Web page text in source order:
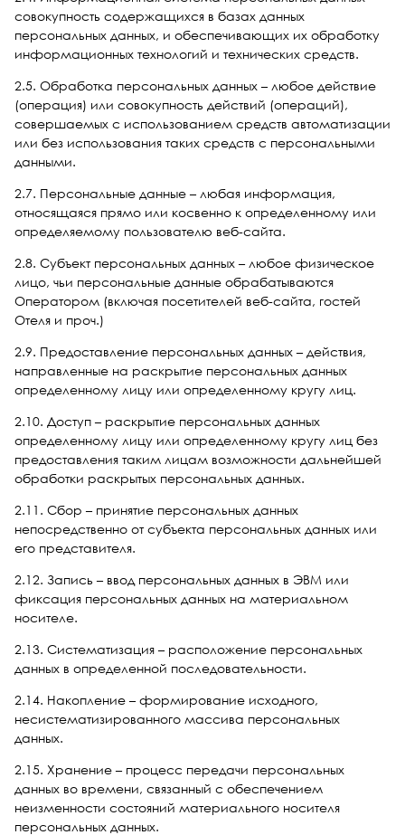
совокупность содержащихся в базах данных
персональных данных, и обеспечивающих их обработку
информационных технологий и технических средств.
2.5. Обработка персональных данных – любое действие
(операция) или совокупность действий (операций),
совершаемых с использованием средств автоматизации
или без использования таких средств с персональными
данными.
2.7. Персональные данные – любая информация,
относящаяся прямо или косвенно к определенному или
определяемому пользователю веб-сайта.
2.8. Субъект персональных данных – любое физическое
лицо, чьи персональные данные обрабатываются
Оператором (включая посетителей веб-сайта, гостей
Отеля и проч.)
2.9. Предоставление персональных данных – действия,
направленные на раскрытие персональных данных
определенному лицу или определенному кругу лиц.
2.10. Доступ – раскрытие персональных данных
определенному лицу или определенному кругу лиц без
предоставления таким лицам возможности дальнейшей
обработки раскрытых персональных данных.
2.11. Сбор – принятие персональных данных
непосредственно от субъекта персональных данных или
его представителя.
2.12. Запись – ввод персональных данных в ЭВМ или
фиксация персональных данных на материальном
носителе.
2.13. Систематизация – расположение персональных
данных в определенной последовательности.
2.14. Накопление – формирование исходного,
несистематизированного массива персональных
данных.
2.15. Хранение – процесс передачи персональных
данных во времени, связанный с обеспечением
неизменности состояний материального носителя
персональных данных.